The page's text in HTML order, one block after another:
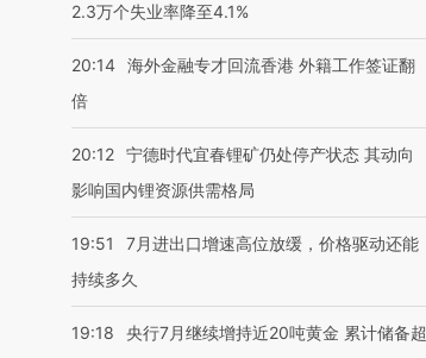
2.3万个失业率降至4.1%
20:14 海外金融专才回流香港 外籍工作签证翻
倍
20:12 宁德时代宜春锂矿仍处停产状态 其动向
影响国内锂资源供需格局
19:51
7月进出口增速高位放缓，价格驱动还能
持续多久
19:18 央行7月继续增持近20吨黄金 累计储备超